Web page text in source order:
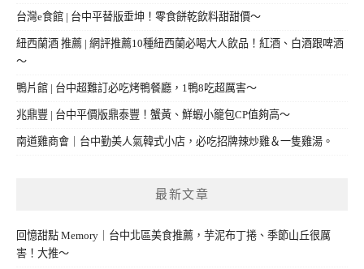
台灣e食館 | 台中平替版垂坤！零食餅乾飲料甜甜價～
紐西蘭酒 推薦 | 網評推薦10種紐西蘭必喝大人飲品！紅酒、白酒跟啤酒
～
鴨片館 | 台中超難訂必吃烤鴨餐廳，1鴨8吃超厲害～
兆鼎豐 | 台中平價版鼎泰豐！蟹黃、鮮蝦小籠包CP值夠高～
南道雞商會｜台中勤美人氣韓式小店，必吃招牌辣炒雞＆一隻雞湯。
最新文章
回憶甜點 Memory｜台中北區美食推薦，芋泥布丁捲、季節山丘很厲
害！大推～